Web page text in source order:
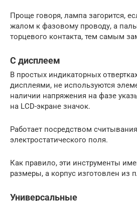
Проще говоря, лампа загорится,
жалом к фазовому проводу, а
торцевого контакта, тем самым
С дисплеем
В простых индикаторных
дисплеями, не используются
наличии напряжения на фазе
на LCD-экране значок.
Работает посредством считывания
электростатического поля.
Как правило, эти инструменты
размеры, а корпус изготовлен из
Универсальные